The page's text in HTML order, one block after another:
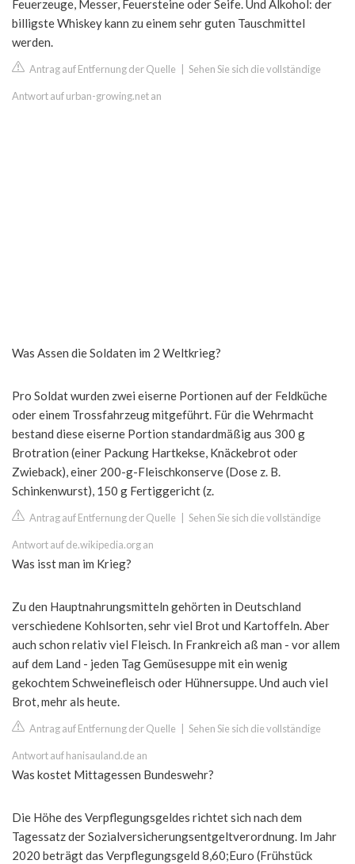
Feuerzeuge, Messer, Feuersteine oder Seife. Und Alkohol: der
billigste Whiskey kann zu einem sehr guten Tauschmittel
werden.
Antrag auf Entfernung der Quelle Sehen Sie sich die vollständige
Antwort auf urban-growing.net an
Was Assen die Soldaten im 2 Weltkrieg?
Pro Soldat wurden zwei eiserne Portionen auf der Feldküche
oder einem Trossfahrzeug mitgeführt. Für die Wehrmacht
bestand diese eiserne Portion standardmäßig aus 300 g
Brotration (einer Packung Hartkekse, Knäckebrot oder
Zwieback), einer 200-g-Fleischkonserve (Dose z. B.
Schinkenwurst), 150 g Fertiggericht (z.
Antrag auf Entfernung der Quelle Sehen Sie sich die vollständige
Antwort auf de.wikipedia.org an
Was isst man im Krieg?
Zu den Hauptnahrungsmitteln gehörten in Deutschland
verschiedene Kohlsorten, sehr viel Brot und Kartoffeln. Aber
auch schon relativ viel Fleisch. In Frankreich aß man - vor allem
auf dem Land - jeden Tag Gemüsesuppe mit ein wenig
gekochtem Schweinefleisch oder Hühnersuppe. Und auch viel
Brot, mehr als heute.
Antrag auf Entfernung der Quelle Sehen Sie sich die vollständige
Antwort auf hanisauland.de an
Was kostet Mittagessen Bundeswehr?
Die Höhe des Verpflegungsgeldes richtet sich nach dem
Tagessatz der Sozialversicherungsentgeltverordnung. Im Jahr
2020 beträgt das Verpflegungsgeld 8,60;Euro (Frühstück